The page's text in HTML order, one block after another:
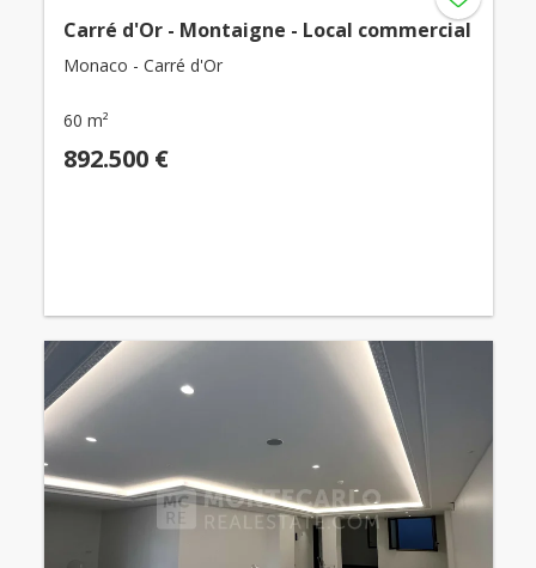
Carré d'Or - Montaigne - Local commercial
Monaco - Carré d'Or
60 m²
892.500 €